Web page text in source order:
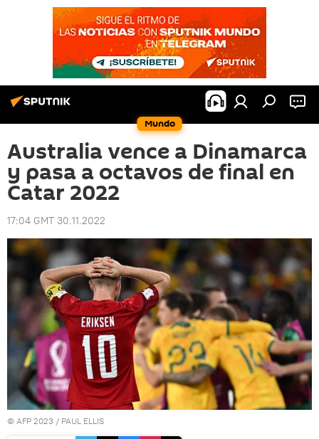
Mundo
Australia vence a Dinamarca
y pasa a octavos de final en
Catar 2022
17:04 GMT 30.11.2022
© AFP 2023 / PAUL ELLIS